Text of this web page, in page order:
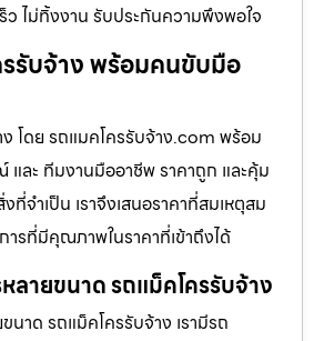
ว ไม่ทิ้งงาน รับประกันความพึงพอใจ
รรับจ้าง พร้อมคนขับมือ
ง โดย รถแมคโครรับจ้าง.com พร้อม
ละ ทีมงานมืออาชีพ ราคาถูก และคุ้ม
จำเป็น เราจึงเสนอราคาที่สมเหตุสม
ารที่มีคุณภาพในราคาที่เข้าถึงได้
ลายขนาด รถแม็คโครรับจ้าง
นาด รถแม็คโครรับจ้าง เรามีรถ